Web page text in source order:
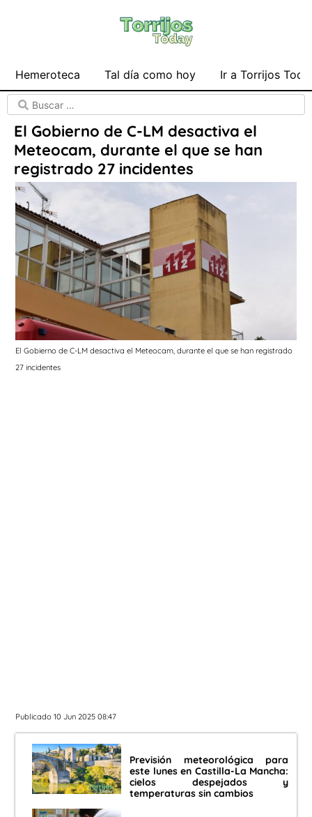
Hemeroteca Tal día como hoy Ir a Torrijos
El Gobierno de C-LM desactiva el
Meteocam, durante el que se han
registrado 27 incidentes
El Gobierno de C-LM desactiva el Meteocam, durante el que se han registrado
27 incidentes
Publicado 10 Jun 2025 08:47
Previsión meteorológica para
este lunes en Castilla-La Mancha:
cielos despejados y
temperaturas sin cambios